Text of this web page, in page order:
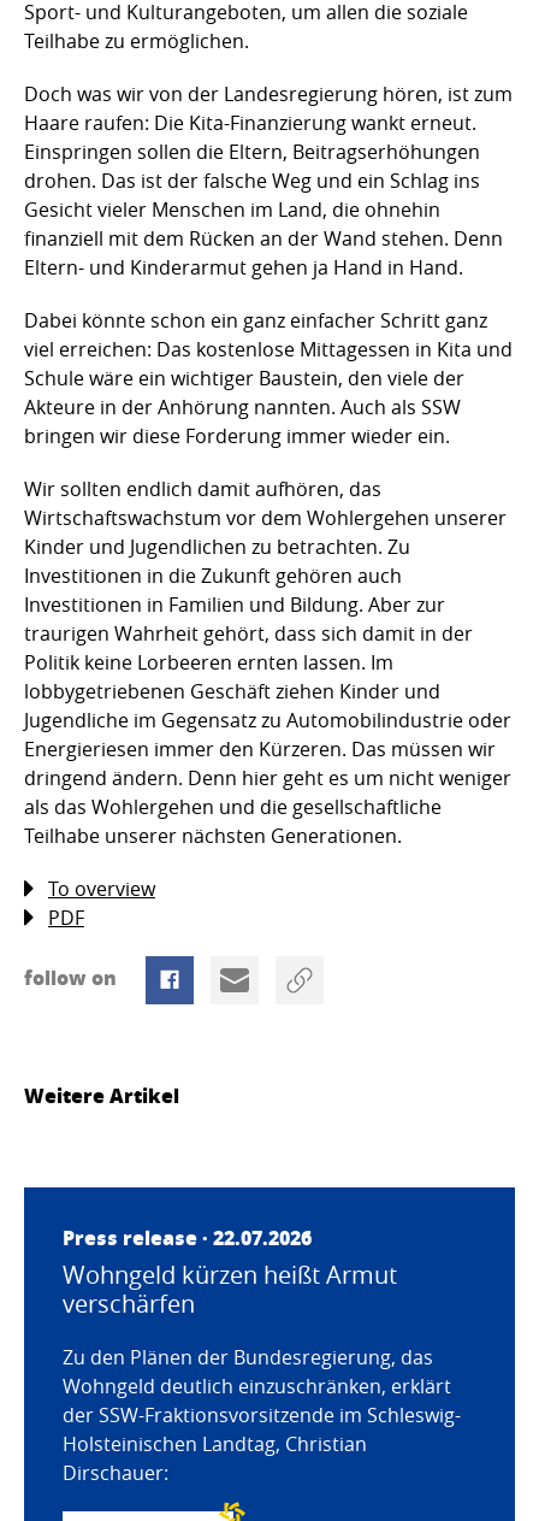
Sport- und Kulturangeboten, um allen die soziale
Teilhabe zu ermöglichen.
Doch was wir von der Landesregierung hören, ist zum
Haare raufen: Die Kita-Finanzierung wankt erneut.
Einspringen sollen die Eltern, Beitragserhöhungen
drohen. Das ist der falsche Weg und ein Schlag ins
Gesicht vieler Menschen im Land, die ohnehin
finanziell mit dem Rücken an der Wand stehen. Denn
Eltern- und Kinderarmut gehen ja Hand in Hand.
Dabei könnte schon ein ganz einfacher Schritt ganz
viel erreichen: Das kostenlose Mittagessen in Kita und
Schule wäre ein wichtiger Baustein, den viele der
Akteure in der Anhörung nannten. Auch als SSW
bringen wir diese Forderung immer wieder ein.
Wir sollten endlich damit aufhören, das
Wirtschaftswachstum vor dem Wohlergehen unserer
Kinder und Jugendlichen zu betrachten. Zu
Investitionen in die Zukunft gehören auch
Investitionen in Familien und Bildung. Aber zur
traurigen Wahrheit gehört, dass sich damit in der
Politik keine Lorbeeren ernten lassen. Im
lobbygetriebenen Geschäft ziehen Kinder und
Jugendliche im Gegensatz zu Automobilindustrie oder
Energieriesen immer den Kürzeren. Das müssen wir
dringend ändern. Denn hier geht es um nicht weniger
als das Wohlergehen und die gesellschaftliche
Teilhabe unserer nächsten Generationen.
To overview
PDF
follow on
Weitere Artikel
Press release · 22.07.2026
Wohngeld kürzen heißt Armut
verschärfen
Zu den Plänen der Bundesregierung, das
Wohngeld deutlich einzuschränken, erklärt
der SSW-Fraktionsvorsitzende im Schleswig-
Holsteinischen Landtag, Christian
Dirschauer: